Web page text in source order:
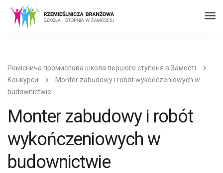
Реміснича промислова школа першого ступеня в Замості
Конкурси
Monter zabudowy i robót wykończeniowych w
budownictwie
Monter zabudowy i robót
wykończeniowych w
budownictwie